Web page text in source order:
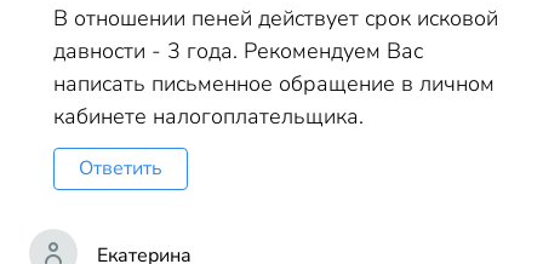
В отношении пеней действует срок исковой
давности - 3 года. Рекомендуем Вас
написать письменное обращение в личном
кабинете налогоплательщика.
Ответить
Екатерина